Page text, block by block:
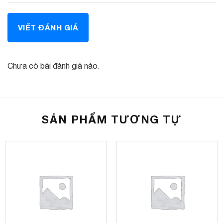
Nhiệt độ hoạt động
0 ~ 94 Psi (6.5 Bar)
Dung sai áp suất
±1.5 Psi (0.1 Bar)
Công suất truyền tải
< 8 dBm
Tần số truyền tải
433.92 MHz
Khối lượng 1 cảm biến
VIẾT ĐÁNH GIÁ
Chưa có bài đánh giá nào.
SẢN PHẨM TƯƠNG TỰ